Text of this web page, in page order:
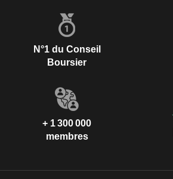
N°1 du Conseil
Boursier
+ 1 300 000
membres